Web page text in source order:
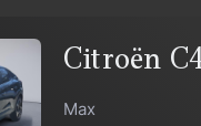
Citroën
Max